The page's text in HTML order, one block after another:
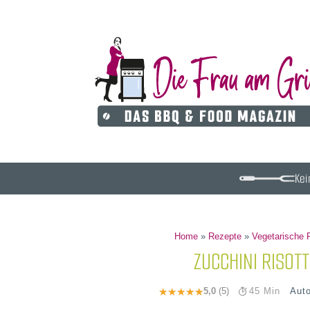
Home » Rezepte »Vegetarische
ZUCCHINI
5,0 (5) 45 Min